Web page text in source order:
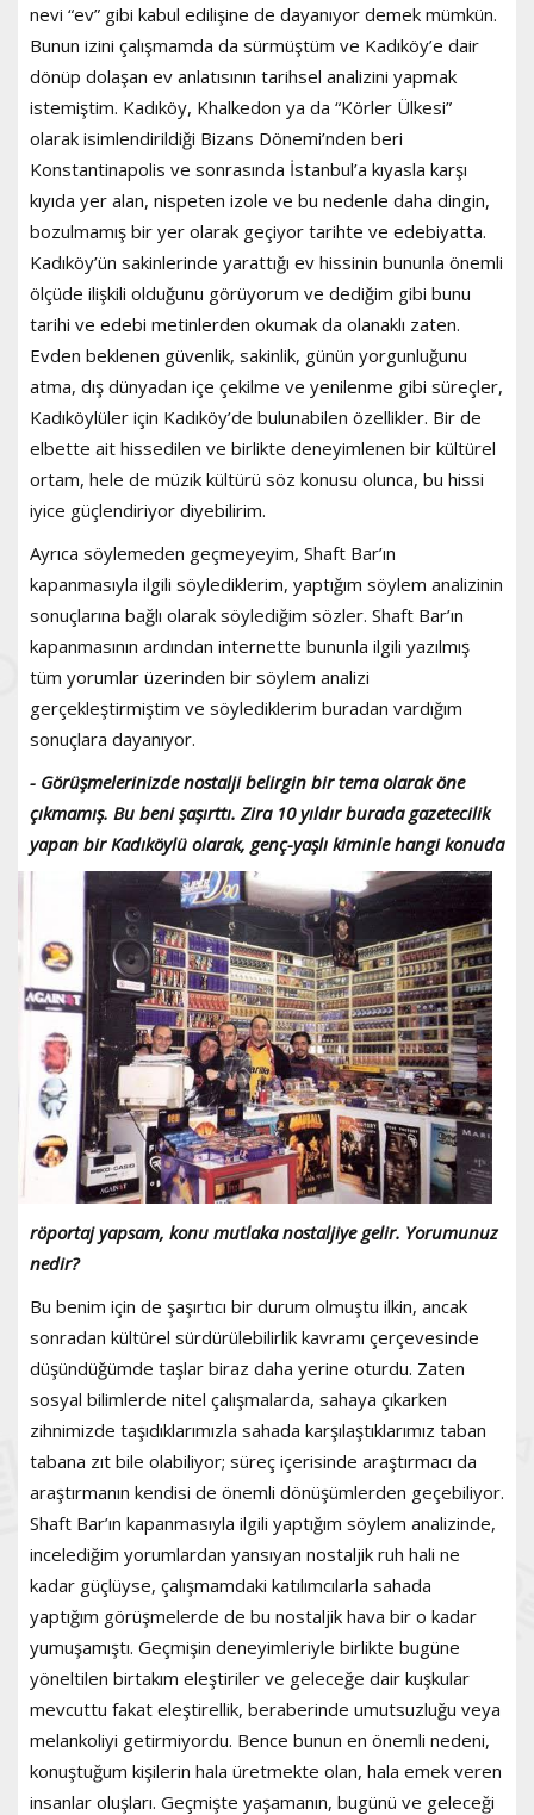
nevi “ev” gibi kabul edilişine de dayanıyor demek mümkün.
Bunun izini çalışmamda da sürmüştüm ve Kadıköy’e dair
dönüp dolaşan ev anlatısının tarihsel analizini yapmak
istemiştim. Kadıköy, Khalkedon ya da “Körler Ülkesi”
olarak isimlendirildiği Bizans Dönemi’nden beri
Konstantinapolis ve sonrasında İstanbul’a kıyasla karşı
kıyıda yer alan, nispeten izole ve bu nedenle daha dingin,
bozulmamış bir yer olarak geçiyor tarihte ve edebiyatta.
Kadıköy’ün sakinlerinde yarattığı ev hissinin bununla önemli
ölçüde ilişkili olduğunu görüyorum ve dediğim gibi bunu
tarihi ve edebi metinlerden okumak da olanaklı zaten.
Evden beklenen güvenlik, sakinlik, günün yorgunluğunu
atma, dış dünyadan içe çekilme ve yenilenme gibi süreçler,
Kadıköylüler için Kadıköy’de bulunabilen özellikler. Bir de
elbette ait hissedilen ve birlikte deneyimlenen bir kültürel
ortam, hele de müzik kültürü söz konusu olunca, bu hissi
iyice güçlendiriyor diyebilirim.
Ayrıca söylemeden geçmeyeyim, Shaft Bar’ın
kapanmasıyla ilgili söylediklerim, yaptığım söylem analizinin
sonuçlarına bağlı olarak söylediğim sözler. Shaft Bar’ın
kapanmasının ardından internette bununla ilgili yazılmış
tüm yorumlar üzerinden bir söylem analizi
gerçekleştirmiştim ve söylediklerim buradan vardığım
sonuçlara dayanıyor.
- Görüşmelerinizde nostalji belirgin bir tema olarak öne
çıkmamış. Bu beni şaşırttı. Zira 10 yıldır burada gazetecilik
yapan bir Kadıköylü olarak, genç-yaşlı kiminlehangi konuda
röportaj yapsam, konu mutlaka nostaljiye gelir. Yorumunuz
nedir?
Bu benim için de şaşırtıcı bir durum olmuştu ilkin, ancak
sonradan kültürel sürdürülebilirlik kavramı çerçevesinde
düşündüğümde taşlar biraz daha yerine oturdu. Zaten
sosyal bilimlerde nitel çalışmalarda, sahaya çıkarken
zihnimizde taşıdıklarımızla sahada karşılaştıklarımız taban
tabana zıt bile olabiliyor; süreç içerisinde araştırmacı da
araştırmanın kendisi de önemli dönüşümlerden geçebiliyor.
Shaft Bar’ın kapanmasıyla ilgili yaptığım söylem analizinde,
incelediğim yorumlardan yansıyan nostaljik ruh hali ne
kadar güçlüyse, çalışmamdaki katılımcılarla sahada
yaptığım görüşmelerde de bu nostaljik hava bir o kadar
yumuşamıştı. Geçmişin deneyimleriyle birlikte bugüne
yöneltilen birtakım eleştiriler ve geleceğe dair kuşkular
mevcuttu fakat eleştirellik, beraberinde umutsuzluğu veya
melankoliyi getirmiyordu. Bence bunun en önemli nedeni,
konuştuğum kişilerin hala üretmekte olan, hala emek veren
insanlar oluşları. Geçmişte yaşamanın, bugünü ve geleceği